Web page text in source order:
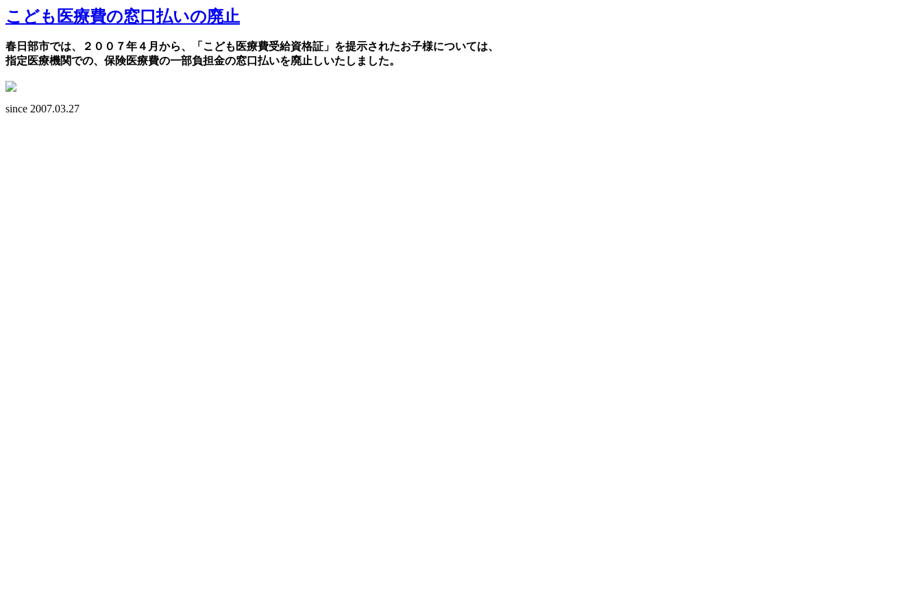
こども医療費の窓口払いの廃止
春日部市では、２００７年４月から、「こども医療費受給資格証」を提示されたお子様については、
指定医療機関での、保険医療費の一部負担金の窓口払いを廃止しいたしました。
since 2007.03.27